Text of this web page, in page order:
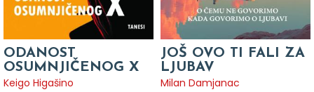
ODANOST
OSUMNJIČENOG X
Keigo Higašino
JOŠ OVO TI FALI ZA
LJUBAV
Milan Damjanac